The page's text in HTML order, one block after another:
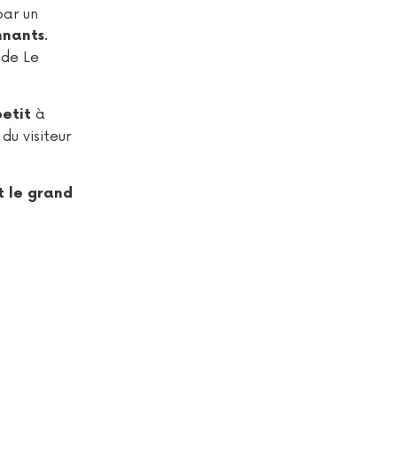
un
.
Le
à
visiteur
le grand